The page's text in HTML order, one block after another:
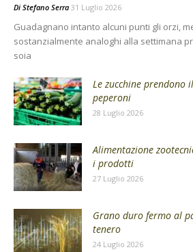
Di Stefano Serra 31 Luglio 2026
Guadagnano intanto alcuni punti gli orzi,
sostanzialmente analoghi alla settimana
soia
Le zucchine prendono
peperoni
28 Luglio 2026
Alimentazione
i prodotti
27 Luglio 2026
Grano duro fermo al
tenero
24 Luglio 2026